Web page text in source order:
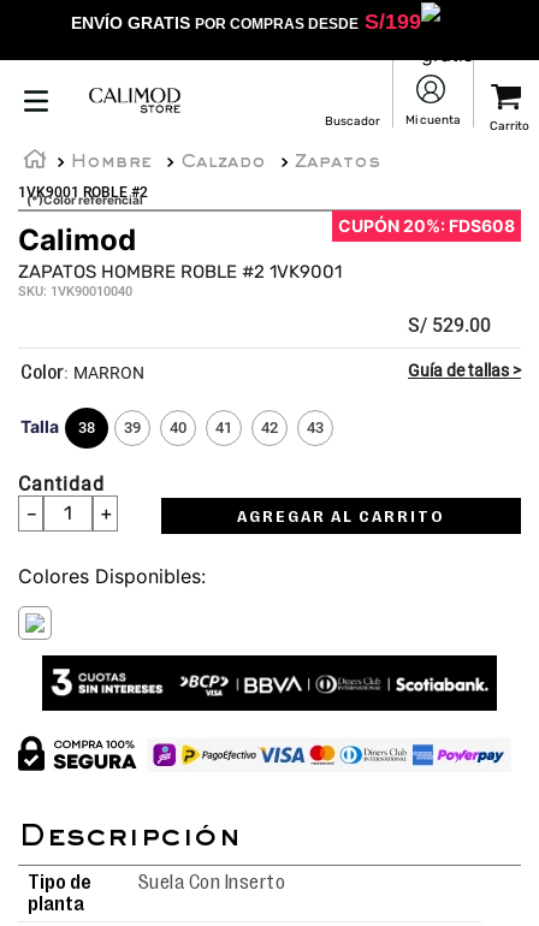
ENVÍO GRATIS POR COMPRAS DESDES/199
Hombre Calzado
Zapatos
1VK9001 ROBLE #2
(*)Color referencial
CUPÓN 20%: FDS608
Calimod
ZAPATOS HOMBRE ROBLE #2 1VK9001
SKU: 1VK90010040
S/ 529.00
Talla 38 39 40 41 42 43
: MARRON
Cantidad
＋
－ AGREGAR AL CARRITO
Colores
Tipo de
planta
Suela Con Inserto